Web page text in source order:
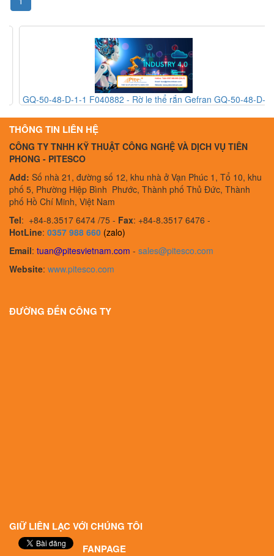
GQ-50-48-D-1-1 F040882 - Rờ le thể rắn Gefran GQ-50-48-D-
THÔNG TIN LIÊN HỆ
CÔNG TY TNHH KỸ THUẬT CÔNG NGHỆ VÀ DỊCH VỤ TIÊN
PHONG - PITESCO
Add: Số nhà 21, đường số 12, khu nhà ở Vạn Phúc 1, Tổ 10, khu
phố 5, Phường Hiệp Bình Phước, Thành phố Thủ Đức, Thành
phố Hồ Chí Minh, Việt Nam
Tel: +84-8.3517 6474 /75 - Fax: +84-8.3517 6476 -
HotLine: 0357 988 660 (zalo)
Email: tuan@pitesvietnam.com - sales@pitesco.com
Website: www.pitesco.com
ĐƯỜNG ĐẾN CÔNG TY
GIỮ LIÊN LẠC VỚI CHÚNG TÔI
FANPAGE